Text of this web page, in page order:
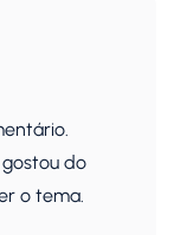
do
o tema.